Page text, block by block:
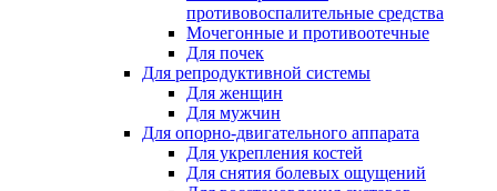
противовоспалительные средства
Мочегонные и противоотечные
Для почек
Для репродуктивной системы
Для женщин
Для мужчин
Для опорно-двигательного аппарата
Для укрепления костей
Для снятия болевых ощущений